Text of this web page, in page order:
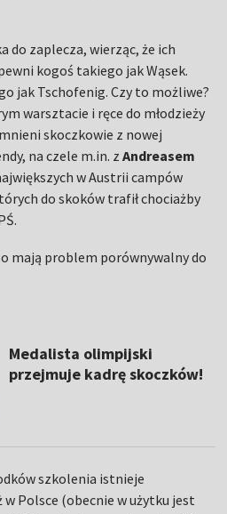
do zaplecza, wierząc, że ich
kogoś takiego jak Wąsek.
jak Tschofenig. Czy to możliwe?
warsztacie i ręce do młodzieży
skoczkowie z nowej
na czele m.in. zAndreasem
w Austrii campów
do skoków trafił chociażby
mają problem porównywalny do
Medalista olimpijski
przejmuje kadrę skoczków!
szkolenia istnieje
Polsce (obecnie w użytku jest